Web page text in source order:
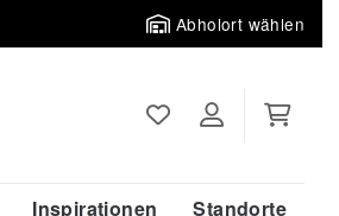
Abholort wählen
Inspirationen Standorte